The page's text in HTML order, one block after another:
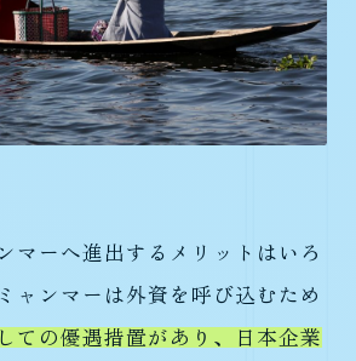
マーへ進出するメリットはいろ
ャンマーは外資を呼び込むため
ての優遇措置があり、日本企業